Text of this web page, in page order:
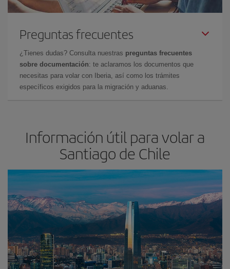
Preguntas frecuentes
¿Tienes dudas? Consulta nuestras preguntas frecuentes
sobre documentación: te aclaramos los documentos que
necesitas para volar con Iberia, así como los trámites
específicos exigidos para la migración y aduanas.
Información útil para volar a
Santiago de Chile